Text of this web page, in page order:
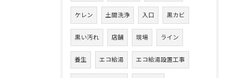
ケレン 土間洗浄 入口 黒カビ
黒い汚れ 店舗 現場 ライン
養生 エコ給湯 エコ給湯設置工事